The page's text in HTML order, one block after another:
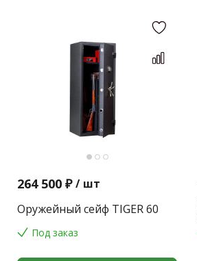
264 500 ₽ / шт
Оружейный сейф TIGER 60
Под заказ